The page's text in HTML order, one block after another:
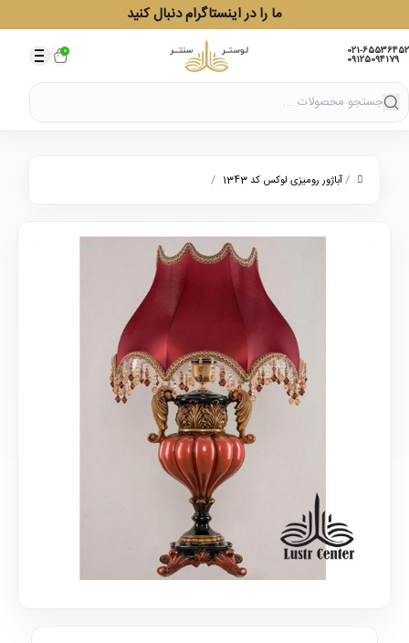
ما را در اینستاگرام دنبال کنید
021-65536452
09125094179
0
/آباژور رومیزی لوکس کد 1343 /